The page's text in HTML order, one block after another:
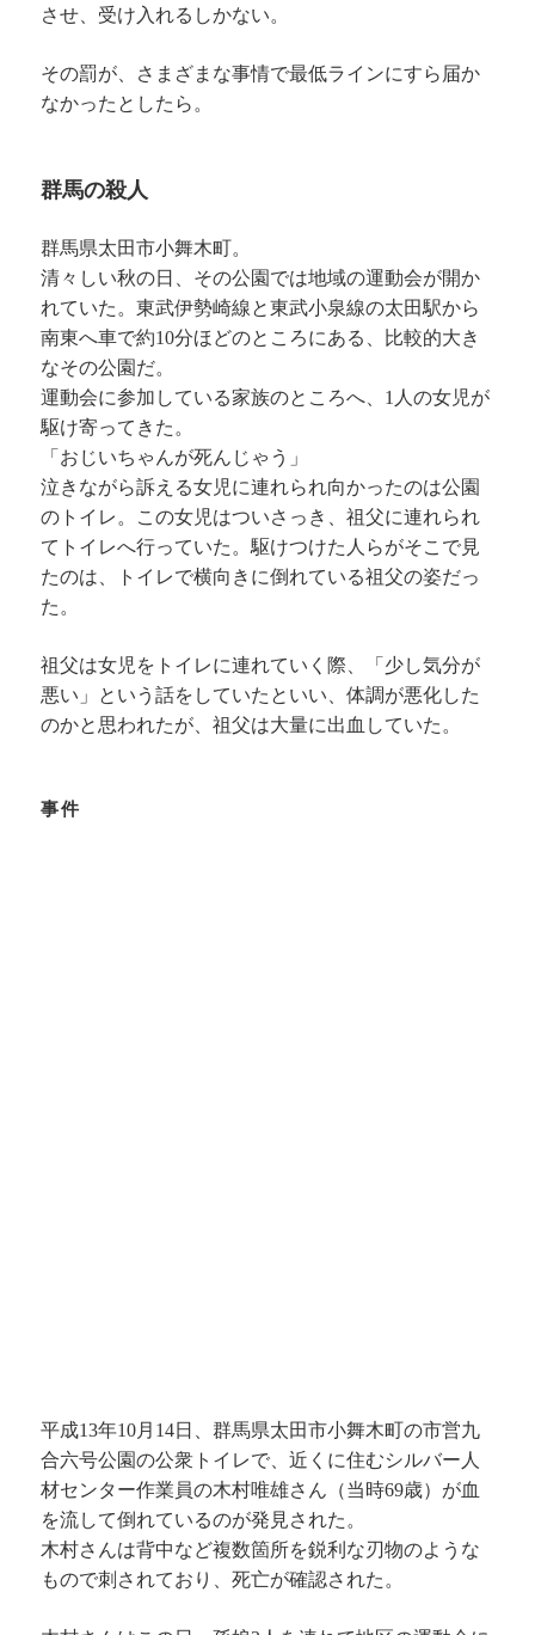
させ、受け入れるしかない。
その罰が、さまざまな事情で最低ラインにすら届か
なかったとしたら。
群馬の殺人
群馬県太田市小舞木町。
清々しい秋の日、その公園では地域の運動会が開か
れていた。東武伊勢崎線と東武小泉線の太田駅から
南東へ車で約10分ほどのところにある、比較的大き
なその公園だ。
運動会に参加している家族のところへ、1人の女児が
駆け寄ってきた。
「おじいちゃんが死んじゃう」
泣きながら訴える女児に連れられ向かったのは公園
のトイレ。この女児はついさっき、祖父に連れられ
てトイレへ行っていた。駆けつけた人らがそこで見
たのは、トイレで横向きに倒れている祖父の姿だっ
た。
祖父は女児をトイレに連れていく際、「少し気分が
悪い」という話をしていたといい、体調が悪化した
のかと思われたが、祖父は大量に出血していた。
事件
平成13年10月14日、群馬県太田市小舞木町の市営九
合六号公園の公衆トイレで、近くに住むシルバー人
材センター作業員の木村唯雄さん（当時69歳）が血
を流して倒れているのが発見された。
木村さんは背中など複数箇所を鋭利な刃物のような
もので刺されており、死亡が確認された。